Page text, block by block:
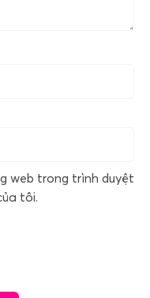
web trong trình duyệt
tôi.